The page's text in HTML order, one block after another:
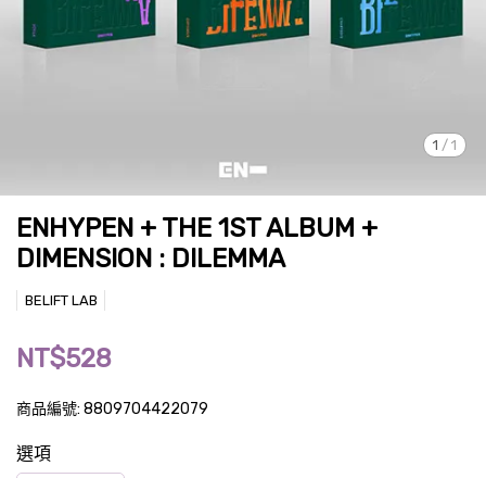
1 / 1
ENHYPEN + THE 1ST ALBUM +
DIMENSION : DILEMMA
BELIFT LAB
NT$528
商品編號: 8809704422079
選項